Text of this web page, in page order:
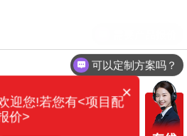
可以定制方案吗？
×
迎您!若您有<项目配
价>